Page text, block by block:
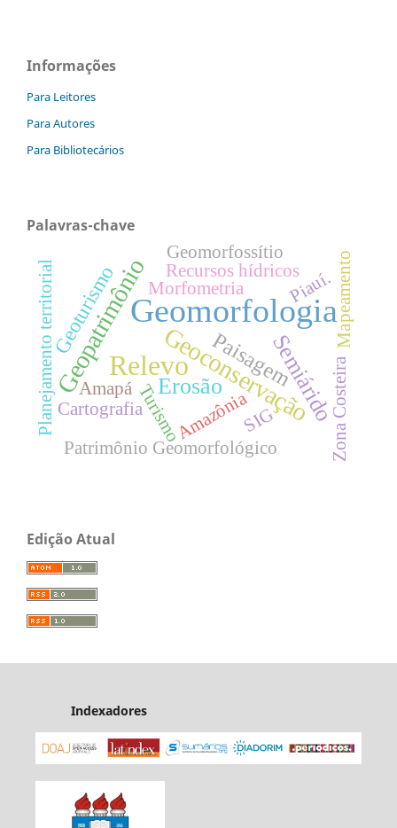
Informações
Para Leitores
Para Autores
Para Bibliotecários
Palavras-chave
Geomorfologia
RelevoGeoconservação
Geopatrimônio Semiárido
ErosãoPaisagem
Geoturismo
Turismo
Planejamento territorial Mapeamento
Patrimônio Geomorfológico Zona Costeira
Morfometria
Amazônia
Amapá
Cartografia SIG
Recursos hídricos
Geomorfossítio
Piauí.
Edição Atual
Indexadores